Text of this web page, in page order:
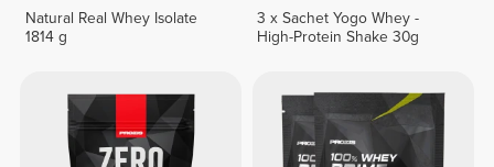
Natural Real Whey Isolate
1814 g
3 x Sachet Yogo Whey -
High-Protein Shake 30g